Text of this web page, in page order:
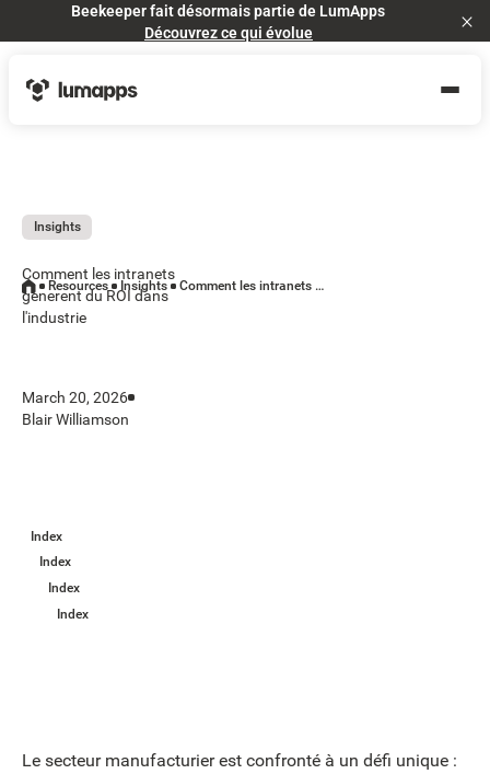
Beekeeper fait désormais partie de LumApps
Découvrez ce qui évolue
Insights
Comment les intranets
generent du ROI dans
l'industrie
March 20, 2026
Blair Williamson
Resources Insights Comment les intranets generent du ROI dans l'industrie
Index
Index
Index
Index
Le secteur manufacturier est confronté à un défi unique :